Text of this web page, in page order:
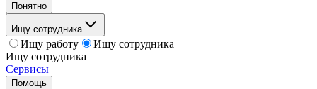
Понятно
Ищу сотрудника
Ищу работу
Ищу сотрудника
Ищу сотрудника
Сервисы
Помощь